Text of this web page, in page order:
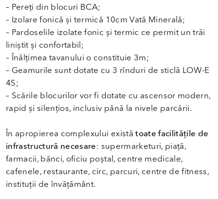
– Pereți din blocuri BCA;
– Izolare fonică și termică 10cm Vată Minerală;
– Pardoselile izolate fonic și termic ce permit un trăi
liniștit și confortabil;
– Înălțimea tavanului o constituie 3m;
– Geamurile sunt dotate cu 3 rînduri de sticlă LOW-E
4S;
– Scările blocurilor vor fi dotate cu ascensor modern,
rapid și silențios, inclusiv până la nivele parcării.
În apropierea complexului existătoate facilitățile de
infrastructură necesare: supermarketuri, piață,
farmacii, bănci, oficiu poștal, centre medicale,
cafenele, restaurante, circ, parcuri, centre de fitness,
instituții de învățământ.